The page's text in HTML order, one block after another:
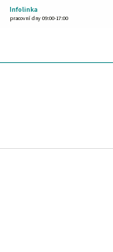
Infolinka
pracovní dny 09:00-17:00